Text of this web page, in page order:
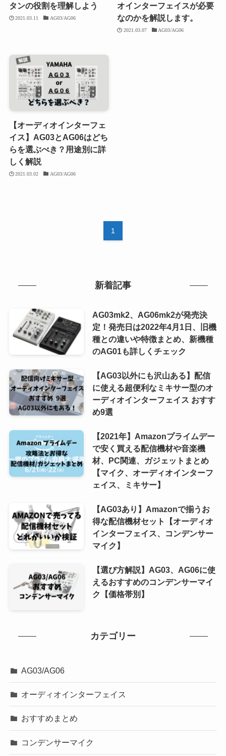
タンの役割を理解しよう
2021.03.11 AG03/AG06
オインターフェイスが必要
なのかを解説します。
2021.03.07 AG03/AG06
【オーディオインターフェ
イス】AG03とAG06はどち
らを選ぶべき？用途別に詳
しく解説
2021.03.02 AG03/AG06
1
新着記事
AG03mk2、AG06mk2が発売決
定！発売日は2022年4月1日、旧機
種との違いや特徴まとめ、新機種
のAG01も詳しくチェック
【AG03以外にも沢山ある】配信
に使える超便利なミキサー型のオ
ーディオインターフェイス おすす
め9選
【2021年】Amazonプライムデー
で安く買える配信機材や音楽機
材、PC関連、ガジェットまとめ
【マイク、オーディオインターフ
ェイス、ミキサー】
【AG03あり】Amazonで揃うお
得な配信機材セット【オーディオ
インターフェイス、コンデンサー
マイク】
【選び方解説】AG03、AG06に使
えるおすすめのコンデンサーマイ
ク【価格帯別】
カテゴリー
AG03/AG06
オーディオインターフェイス
おすすめまとめ
コンデンサーマイク